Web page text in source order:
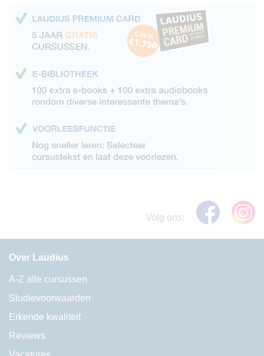
Volg ons:
Over Laudius
A-Z alle cursussen
Studievoorwaarden
Erkende kwaliteit
Reviews